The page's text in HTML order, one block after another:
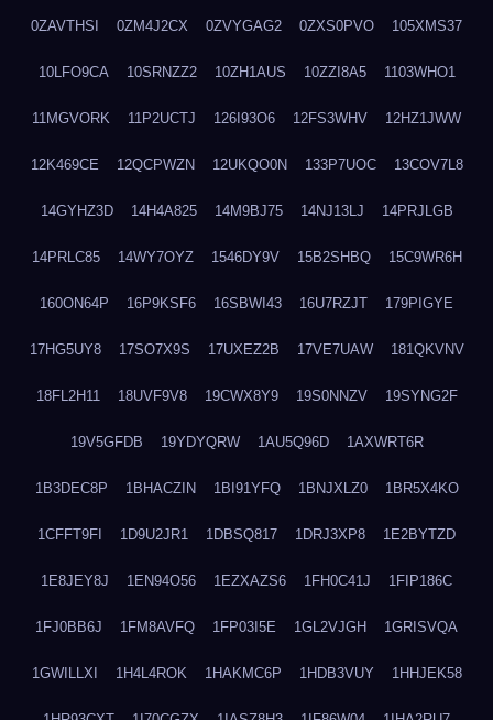
0ZAVTHSI 0ZM4J2CX 0ZVYGAG2 0ZXS0PVO 105XMS37
10LFO9CA 10SRNZZ2 10ZH1AUS 10ZZI8A5 1103WHO1
11MGVORK 11P2UCTJ 126I93O6 12FS3WHV 12HZ1JWW
12K469CE 12QCPWZN 12UKQO0N 133P7UOC 13COV7L8
14GYHZ3D 14H4A825 14M9BJ75 14NJ13LJ 14PRJLGB
14PRLC85 14WY7OYZ 1546DY9V 15B2SHBQ 15C9WR6H
160ON64P 16P9KSF6 16SBWI43 16U7RZJT 179PIGYE
17HG5UY8 17SO7X9S 17UXEZ2B 17VE7UAW 181QKVNV
18FL2H11 18UVF9V8 19CWX8Y9 19S0NNZV 19SYNG2F
19V5GFDB 19YDYQRW 1AU5Q96D 1AXWRT6R
1B3DEC8P 1BHACZIN 1BI91YFQ 1BNJXLZ0 1BR5X4KO
1CFFT9FI 1D9U2JR1 1DBSQ817 1DRJ3XP8 1E2BYTZD
1E8JEY8J 1EN94O56 1EZXAZS6 1FH0C41J 1FIP186C
1FJ0BB6J 1FM8AVFQ 1FP03I5E 1GL2VJGH 1GRISVQA
1GWILLXI 1H4L4ROK 1HAKMC6P 1HDB3VUY 1HHJEK58